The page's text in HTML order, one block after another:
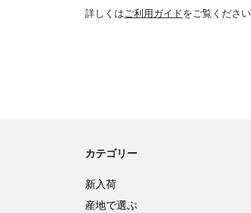
詳しくはご利用ガイドをご覧ください
カテゴリー
新入荷
産地で選ぶ